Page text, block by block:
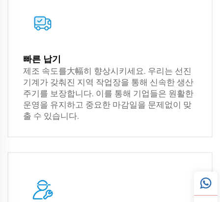
빠른 납기
제조 속도를大幅히 향상시키세요. 우리는 선진
기계가 갖춰진 지역 작업장을 통해 신속한 생산
주기를 보장합니다. 이를 통해 기업들은 원활한
운영을 유지하고 중요한 마감일을 문제없이 맞
출 수 있습니다.